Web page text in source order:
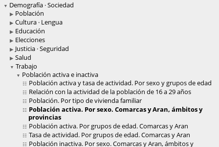
Demografía · Sociedad
Población
Cultura · Lengua
Educación
Elecciones
Justicia · Seguridad
Salud
Trabajo
Población activa e inactiva
Población activa y tasa de actividad. Por sexo y grupos de edad
Relación con la actividad de la población de 16 a 29 años
Población. Por tipo de vivienda familiar
Población activa. Por sexo. Comarcas y Aran, ámbitos y
provincias
Población activa. Por grupos de edad. Comarcas y Aran
Tasa de actividad. Por grupos de edad. Comarcas y Aran
Población inactiva. Por sexo. Comarcas y Aran, ámbitos y